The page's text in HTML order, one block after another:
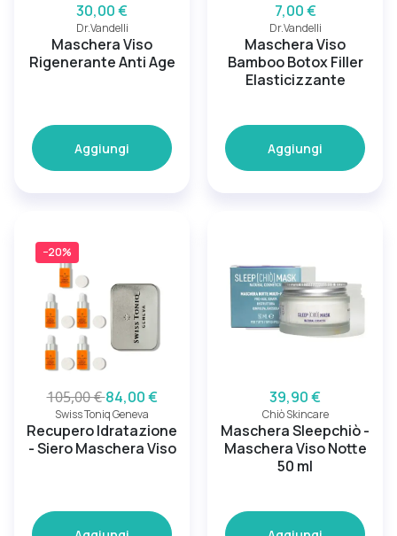
30,00 €
Dr.Vandelli
Maschera Viso
Rigenerante Anti Age
Aggiungi
7,00 €
Dr.Vandelli
Maschera Viso
Bamboo Botox Filler
Elasticizzante
Aggiungi
−20%
105,00 €84,00 €
Swiss Toniq Geneva
Recupero Idratazione
- Siero Maschera Viso
39,90 €
Chiò Skincare
Maschera Sleepchiò -
Maschera Viso Notte
50 ml